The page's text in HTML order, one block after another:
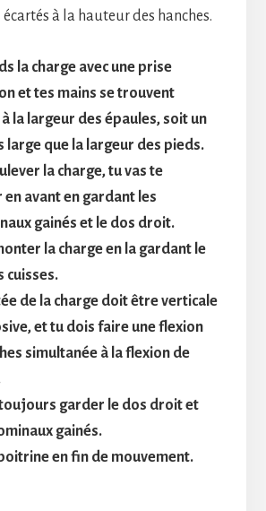
à la hauteur des hanches.
la charge avec une prise
et tes mains se trouvent
la largeur des épaules, soit un
large que la largeur des pieds.
la charge, tu vas te
en avant en gardant les
gainés et le dos droit.
la charge en la gardant le
cuisses.
de la charge doit être verticale
et tu dois faire une flexion
simultanée à la flexion de
garder le dos droit et
gainés.
en fin de mouvement.